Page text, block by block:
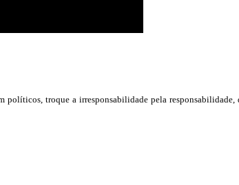
políticos, troque a irresponsabilidade pela responsabilidade,